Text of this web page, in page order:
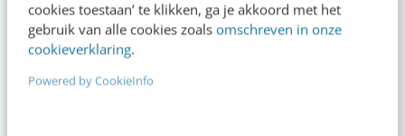
cookies toestaan’ te klikken, ga je akkoord met het
gebruik van alle cookies zoals omschreven in onze
cookieverklaring.
Powered by CookieInfo
Bekijk de korte video's